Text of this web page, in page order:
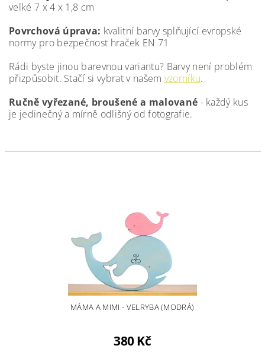
velké 7 x 4 x 1,8 cm
Povrchová úprava: kvalitní barvy splňující evropské
normy pro bezpečnost hraček EN 71
Rádi byste jinou barevnou variantu? Barvy není problém
přizpůsobit. Stačí si vybrat v našem vzorníku.
Ručně vyřezané, broušené a malované - každý kus
je jedinečný a mírně odlišný od fotografie.
MÁMA A MIMI - VELRYBA (MODRÁ)
380 Kč